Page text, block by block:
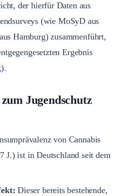
der hierfür Daten aus
(wie MoSyD aus
Hamburg) zusammenführt,
Ergebnis
).
Jugendschutz
von Cannabis
J.) ist in Deutschland seit dem
Dieser bereits bestehende,